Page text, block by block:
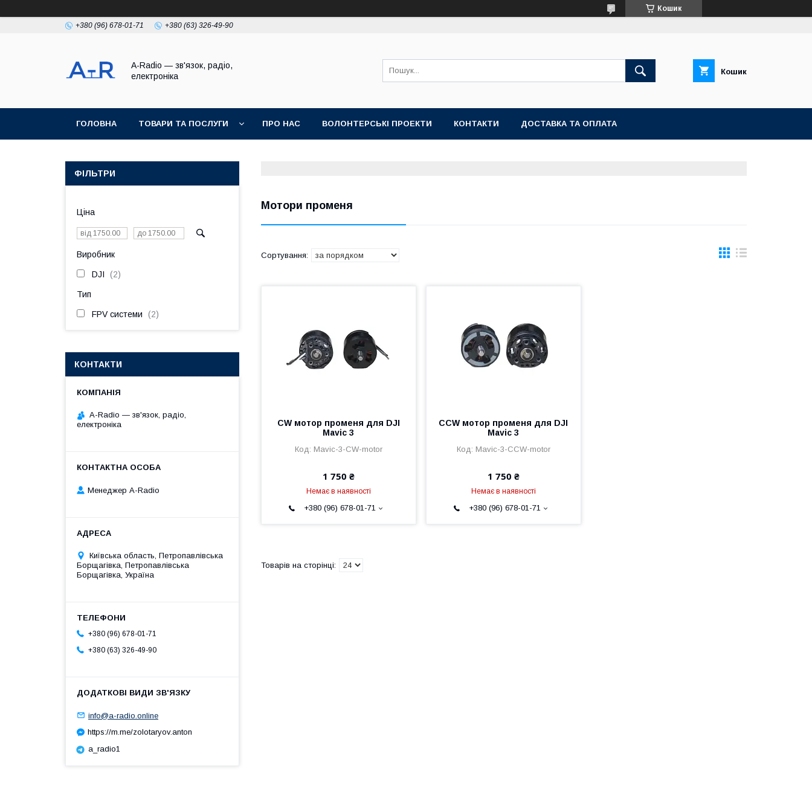
Кошик
+380 (96) 678-01-71 +380 (63) 326-49-90
A-Radio — зв'язок, радіо,
електроніка
Кошик
ГОЛОВНА ТОВАРИ ТА ПОСЛУГИ ПРО НАС ВОЛОНТЕРСЬКІ ПРОЕКТИ КОНТАКТИ ДОСТАВКА ТА ОПЛАТА
Мотори променя
CW мотор променя для DJI
Mavic 3
Mavic-3-CW-motor
1 750 ₴
Немає в наявності
+380 (96) 678-01-71
CCW мотор променя для DJI
Mavic 3
Mavic-3-CCW-motor
1 750 ₴
Немає в наявності
+380 (96) 678-01-71
ФІЛЬТРИ
Ціна
Виробник
DJI 2
Тип
FPV системи 2
КОНТАКТИ
A-Radio — зв'язок, радіо,
електроніка
Менеджер A-Radio
Київська область, Петропавлівська
Борщагівка, Петропавлівська
Борщагівка, Україна
+380 (96) 678-01-71
+380 (63) 326-49-90
info@a-radio.online
https://m.me/zolotaryov.anton
a_radio1